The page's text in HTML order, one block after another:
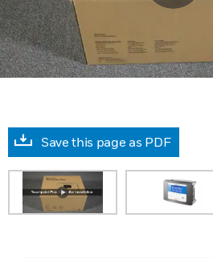
Save this page as PDF